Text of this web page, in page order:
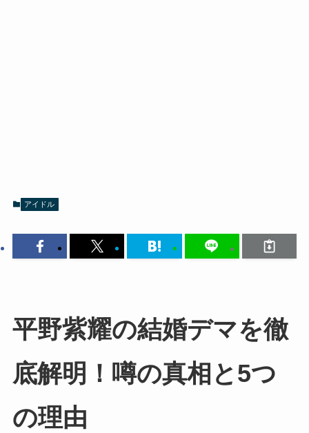
アイドル
平野紫耀の結婚デマを徹
底解明！噂の真相と5つ
の理由